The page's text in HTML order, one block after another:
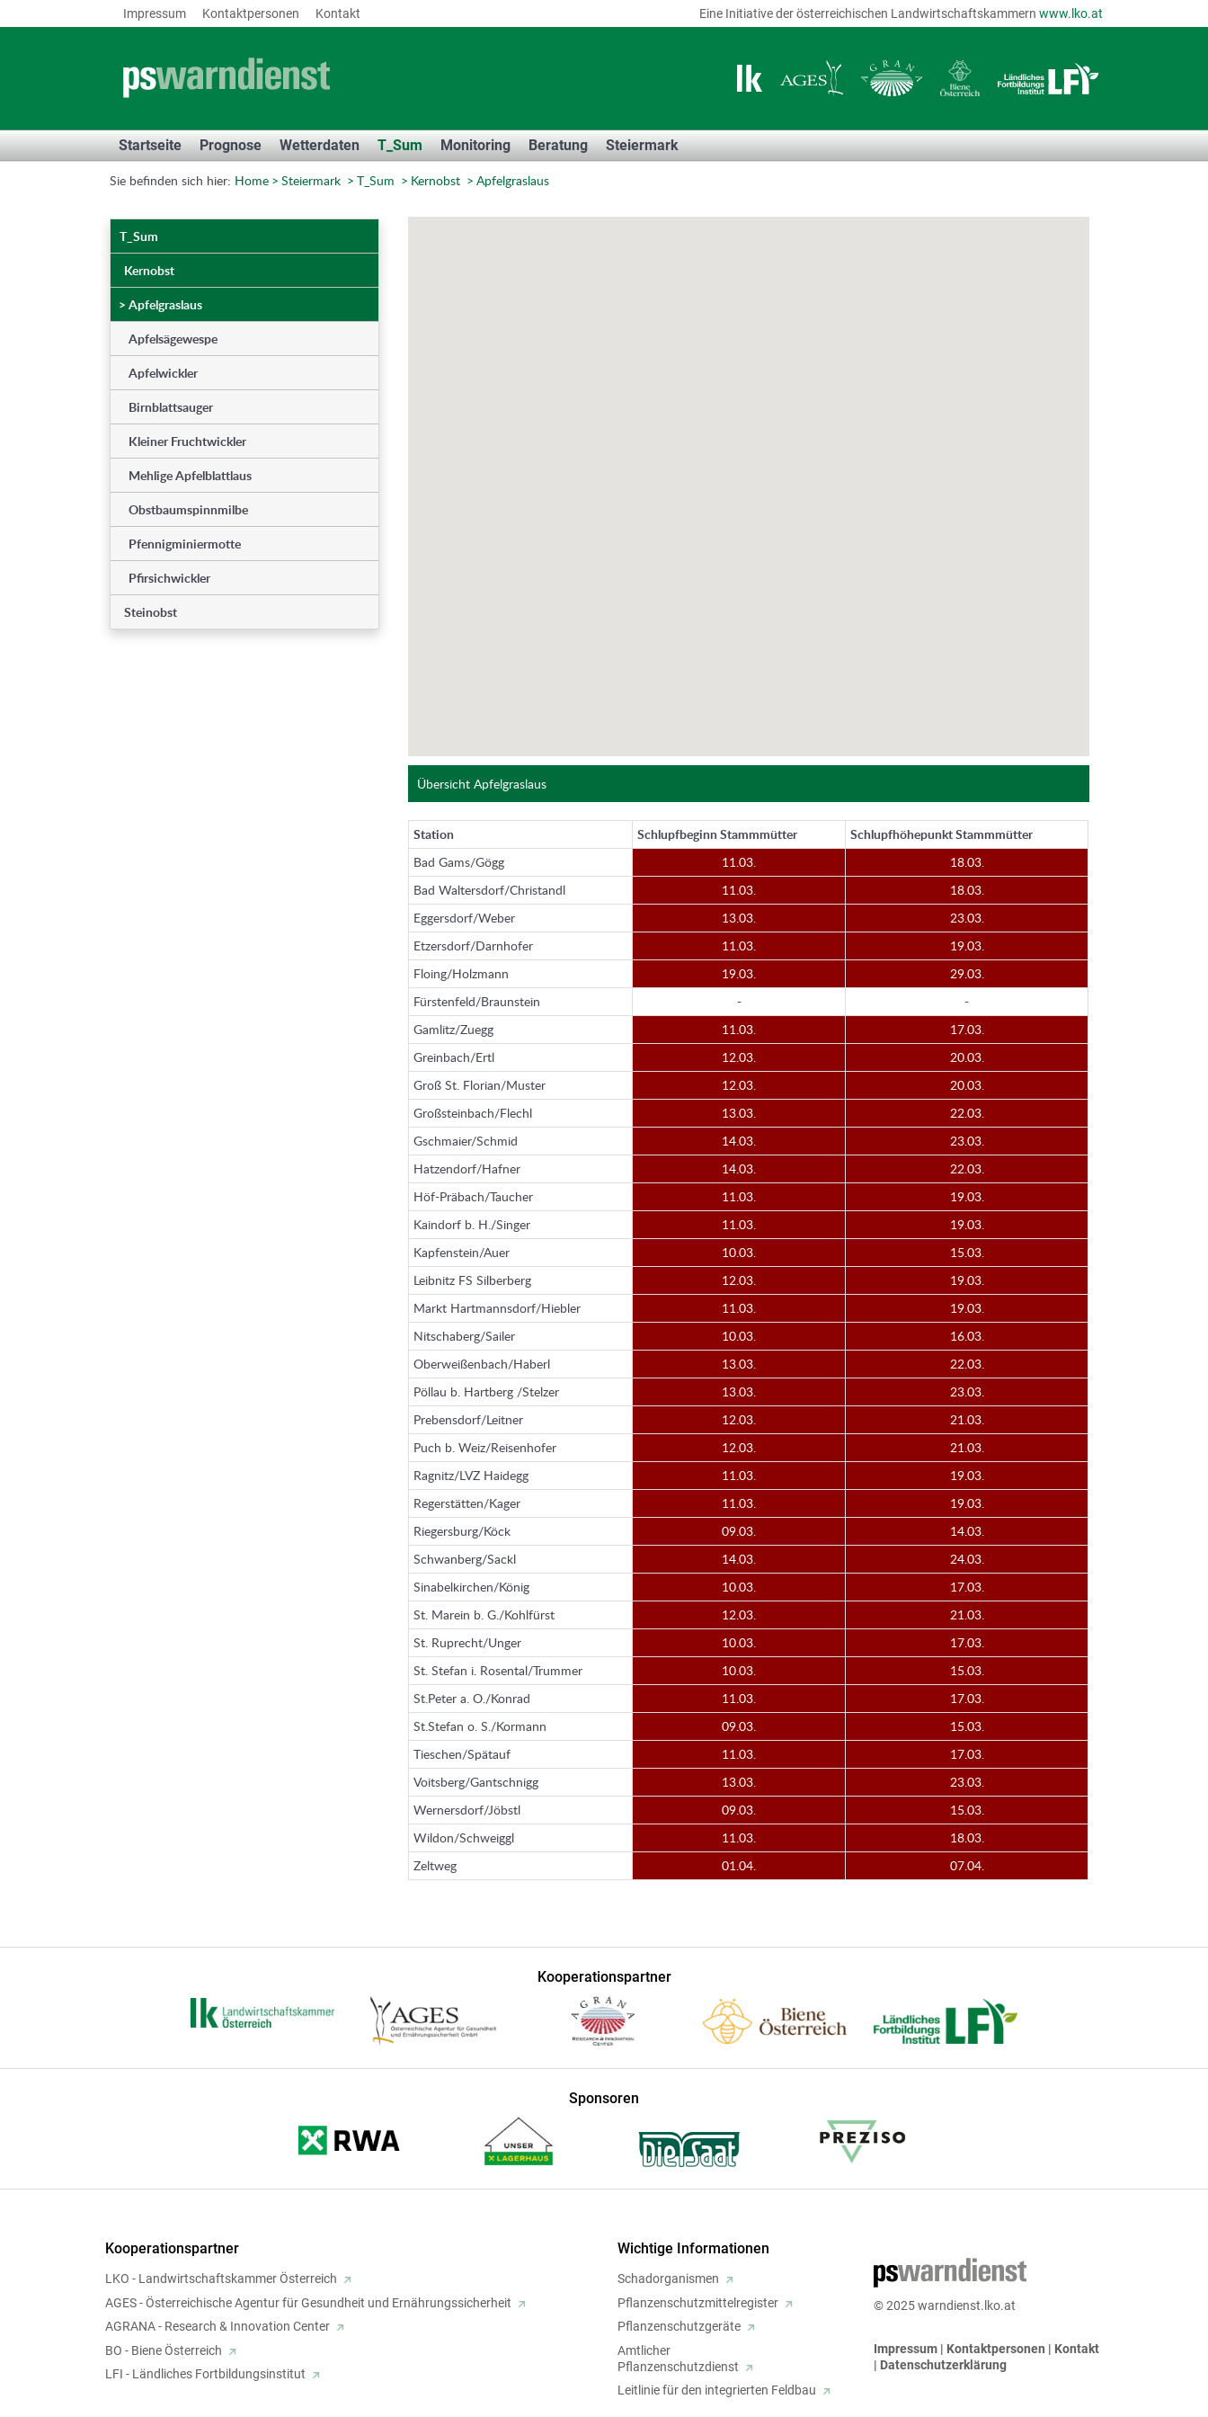
Impressum Kontaktpersonen Kontakt Eine Initiative der österreichischen Landwirtschaftskammern www.lko.at
Startseite Prognose Wetterdaten T_Sum Monitoring Beratung Steiermark
Sie befinden sich hier: Apfelgraslaus
Kernobst
T_Sum
Steiermark
Home
T_Sum
Kernobst
> Apfelgraslaus
Apfelsägewespe
Apfelwickler
Birnblattsauger
Kleiner Fruchtwickler
Mehlige Apfelblattlaus
Obstbaumspinnmilbe
Pfennigminiermotte
Pfirsichwickler
Steinobst
Übersicht Apfelgraslaus
Station Schlupfbeginn Stammmütter
Schlupfhöhepunkt Stammmütter
Bad Gams/Gögg
11.03.
18.03.
Bad Waltersdorf/Christandl
11.03.
18.03.
Eggersdorf/Weber
13.03.
23.03.
Etzersdorf/Darnhofer
11.03.
19.03.
Floing/Holzmann
19.03.
29.03.
Fürstenfeld/Braunstein
-
-
Gamlitz/Zuegg
11.03.
17.03.
Greinbach/Ertl
12.03.
20.03.
Groß St. Florian/Muster
12.03.
20.03.
Großsteinbach/Flechl
13.03.
22.03.
Gschmaier/Schmid
14.03.
23.03.
Hatzendorf/Hafner
14.03.
22.03.
Höf-Präbach/Taucher
11.03.
19.03.
Kaindorf b. H./Singer
11.03.
19.03.
Kapfenstein/Auer
10.03.
15.03.
Leibnitz FS Silberberg
12.03.
19.03.
Markt Hartmannsdorf/Hiebler
11.03.
19.03.
Nitschaberg/Sailer
10.03.
16.03.
Oberweißenbach/Haberl
13.03.
22.03.
Pöllau b. Hartberg /Stelzer
13.03.
23.03.
Prebensdorf/Leitner
12.03.
21.03.
Puch b. Weiz/Reisenhofer
12.03.
21.03.
Ragnitz/LVZ Haidegg
11.03.
19.03.
Regerstätten/Kager
11.03.
19.03.
Riegersburg/Köck
09.03.
14.03.
Schwanberg/Sackl
14.03.
24.03.
Sinabelkirchen/König
10.03.
17.03.
St. Marein b. G./Kohlfürst
12.03.
21.03.
St. Ruprecht/Unger
10.03.
17.03.
St. Stefan i. Rosental/Trummer
10.03.
15.03.
St.Peter a. O./Konrad
11.03.
17.03.
St.Stefan o. S./Kormann
09.03.
15.03.
Tieschen/Spätauf
11.03.
17.03.
Voitsberg/Gantschnigg
13.03.
23.03.
Wernersdorf/Jöbstl
09.03.
15.03.
Wildon/Schweiggl
11.03.
18.03.
Zeltweg
01.04. 07.04.
Kooperationspartner
Sponsoren
Kooperationspartner
LKO - Landwirtschaftskammer Österreich
AGES - Österreichische Agentur für Gesundheit und Ernährungssicherheit
AGRANA - Research & Innovation Center
BO - Biene Österreich
LFI - Ländliches Fortbildungsinstitut
Wichtige Informationen
Schadorganismen
Pflanzenschutzmittelregister
Pflanzenschutzgeräte
Amtlicher
Pflanzenschutzdienst
Leitlinie für den integrierten Feldbau
© 2025 warndienst.lko.at
Impressum | Kontaktpersonen | Kontakt
| Datenschutzerklärung